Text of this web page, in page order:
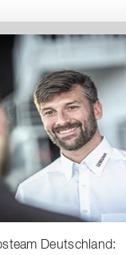
Deutschland: